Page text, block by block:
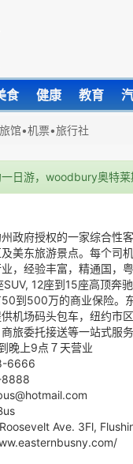
食 健康 教育
馆•机票•旅行社
日游，woodbury奥特
政府授权的一家综合性
美东旅游景点。每个司
，经验丰富，精通国，
12座到15座高顶奔
到500万的商业保险。
机场码头包车，纽约市
旅委托接送等一站式服
晚上9点７天营业
6666
8888
Ave. 3Fl,